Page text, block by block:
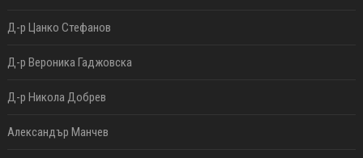
Д-р Цанко Стефанов
Д-р Вероника Гаджовска
Д-р Никола Добрев
Александър Манчев